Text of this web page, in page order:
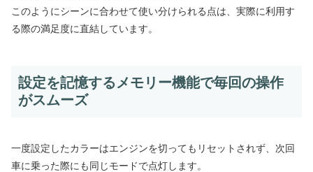
このようにシーンに合わせて使い分けられる点は、実際に利用す
る際の満足度に直結しています。
設定を記憶するメモリー機能で毎回の操作
がスムーズ
一度設定したカラーはエンジンを切ってもリセットされず、次回
車に乗った際にも同じモードで点灯します。